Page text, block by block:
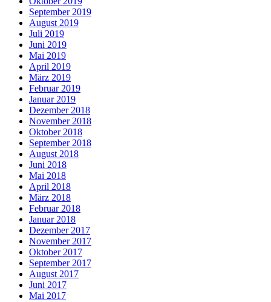
September 2019
August 2019
Juli 2019
Juni 2019
Mai 2019
April 2019
März 2019
Februar 2019
Januar 2019
Dezember 2018
November 2018
Oktober 2018
September 2018
August 2018
Juni 2018
Mai 2018
April 2018
März 2018
Februar 2018
Januar 2018
Dezember 2017
November 2017
Oktober 2017
September 2017
August 2017
Juni 2017
Mai 2017